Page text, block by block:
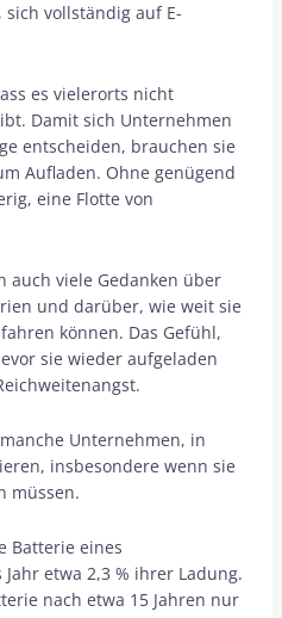
vollständig auf E-
es vielerorts nicht
Damit sich Unternehmen
entscheiden, brauchen sie
Aufladen. Ohne genügend
eine Flotte von
auch viele Gedanken über
und darüber, wie weit sie
können. Das Gefühl,
sie wieder aufgeladen
Unternehmen, in
insbesondere wenn sie
müssen.
Batterie eines
Jahr etwa 2,3 % ihrer Ladung.
nach etwa 15 Jahren nur